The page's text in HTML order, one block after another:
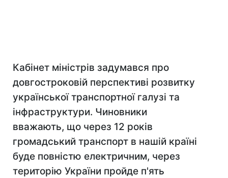
Кабінет міністрів задумався про
довгостроковій перспективі розвитку
української транспортної галузі та
інфраструктури. Чиновники
вважають, що через 12 років
громадський транспорт в нашій країні
буде повністю електричним, через
територію України пройде п'ять